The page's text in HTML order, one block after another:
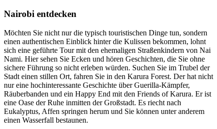
Nairobi entdecken
Möchten Sie nicht nur die typisch touristischen Dinge tun, sondern
einen authentischen Einblick hinter die Kulissen bekommen, lohnt
sich eine geführte Tour mit den ehemaligen Straßenkindern von Nai
Nami. Hier sehen Sie Ecken und hören Geschichten, die Sie ohne
sichere Führung so nicht erleben würden. Suchen Sie im Trubel der
Stadt einen stillen Ort, fahren Sie in den Karura Forest. Der hat nicht
nur eine hochinteressante Geschichte über Guerilla-Kämpfer,
Räuberbanden und ein Happy End mit den Friends of Karura. Er ist
eine Oase der Ruhe inmitten der Großstadt. Es riecht nach
Eukalyptus, Affen springen herum und Sie können unter anderem
einen Wasserfall bestaunen.